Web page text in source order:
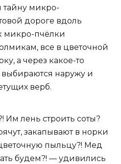
тайну микро-
дороге вдоль
микро-пчёлки
все в цветочной
а через какое-то
наружу и
верб.
Им лень строить соты?
закапывают в норки
пыльцу?! Мед
будем?! — удивились